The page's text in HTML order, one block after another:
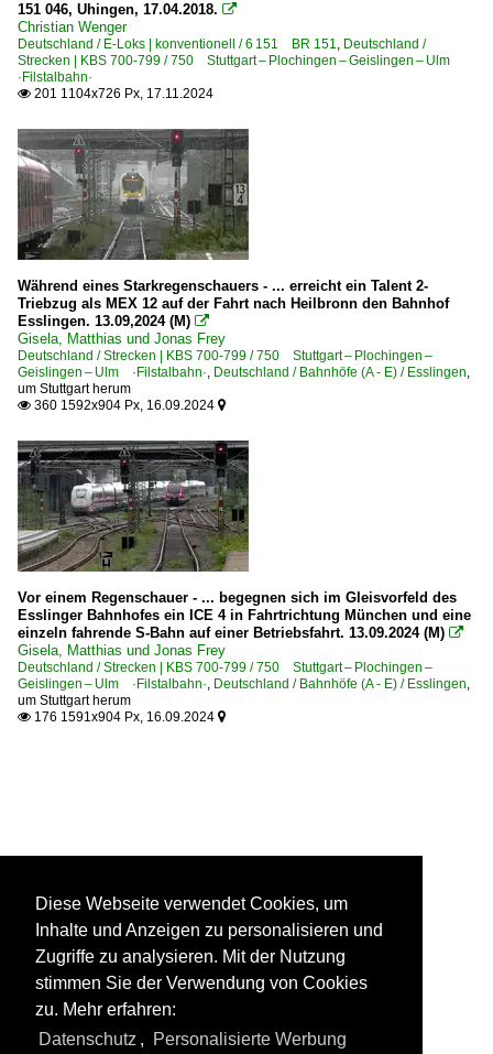
151 046, Uhingen, 17.04.2018. 
Christian Wenger
Deutschland / E-Loks | konventionell / 6 151 BR 151, Deutschland /
Strecken | KBS 700-799 / 750 Stuttgart – Plochingen – Geislingen – Ulm
·Filstalbahn·
 201 1104x726 Px, 17.11.2024
Während eines Starkregenschauers - ... erreicht ein Talent 2-
Triebzug als MEX 12 auf der Fahrt nach Heilbronn den Bahnhof
Esslingen. 13.09,2024 (M) 
Gisela, Matthias und Jonas Frey
Deutschland / Strecken | KBS 700-799 / 750 Stuttgart – Plochingen –
Geislingen – Ulm ·Filstalbahn·, Deutschland / Bahnhöfe (A - E) / Esslingen,
um Stuttgart herum
 360 1592x904 Px, 16.09.2024 
Vor einem Regenschauer - ... begegnen sich im Gleisvorfeld des
Esslinger Bahnhofes ein ICE 4 in Fahrtrichtung München und eine
einzeln fahrende S-Bahn auf einer Betriebsfahrt. 13.09.2024 (M) 
Gisela, Matthias und Jonas Frey
Deutschland / Strecken | KBS 700-799 / 750 Stuttgart – Plochingen –
Geislingen – Ulm ·Filstalbahn·, Deutschland / Bahnhöfe (A - E) / Esslingen,
um Stuttgart herum
 176 1591x904 Px, 16.09.2024 
Diese Webseite verwendet Cookies, um
Inhalte und Anzeigen zu personalisieren und
Zugriffe zu analysieren. Mit der Nutzung
stimmen Sie der Verwendung von Cookies
zu. Mehr erfahren:
Datenschutz , Personalisierte Werbung